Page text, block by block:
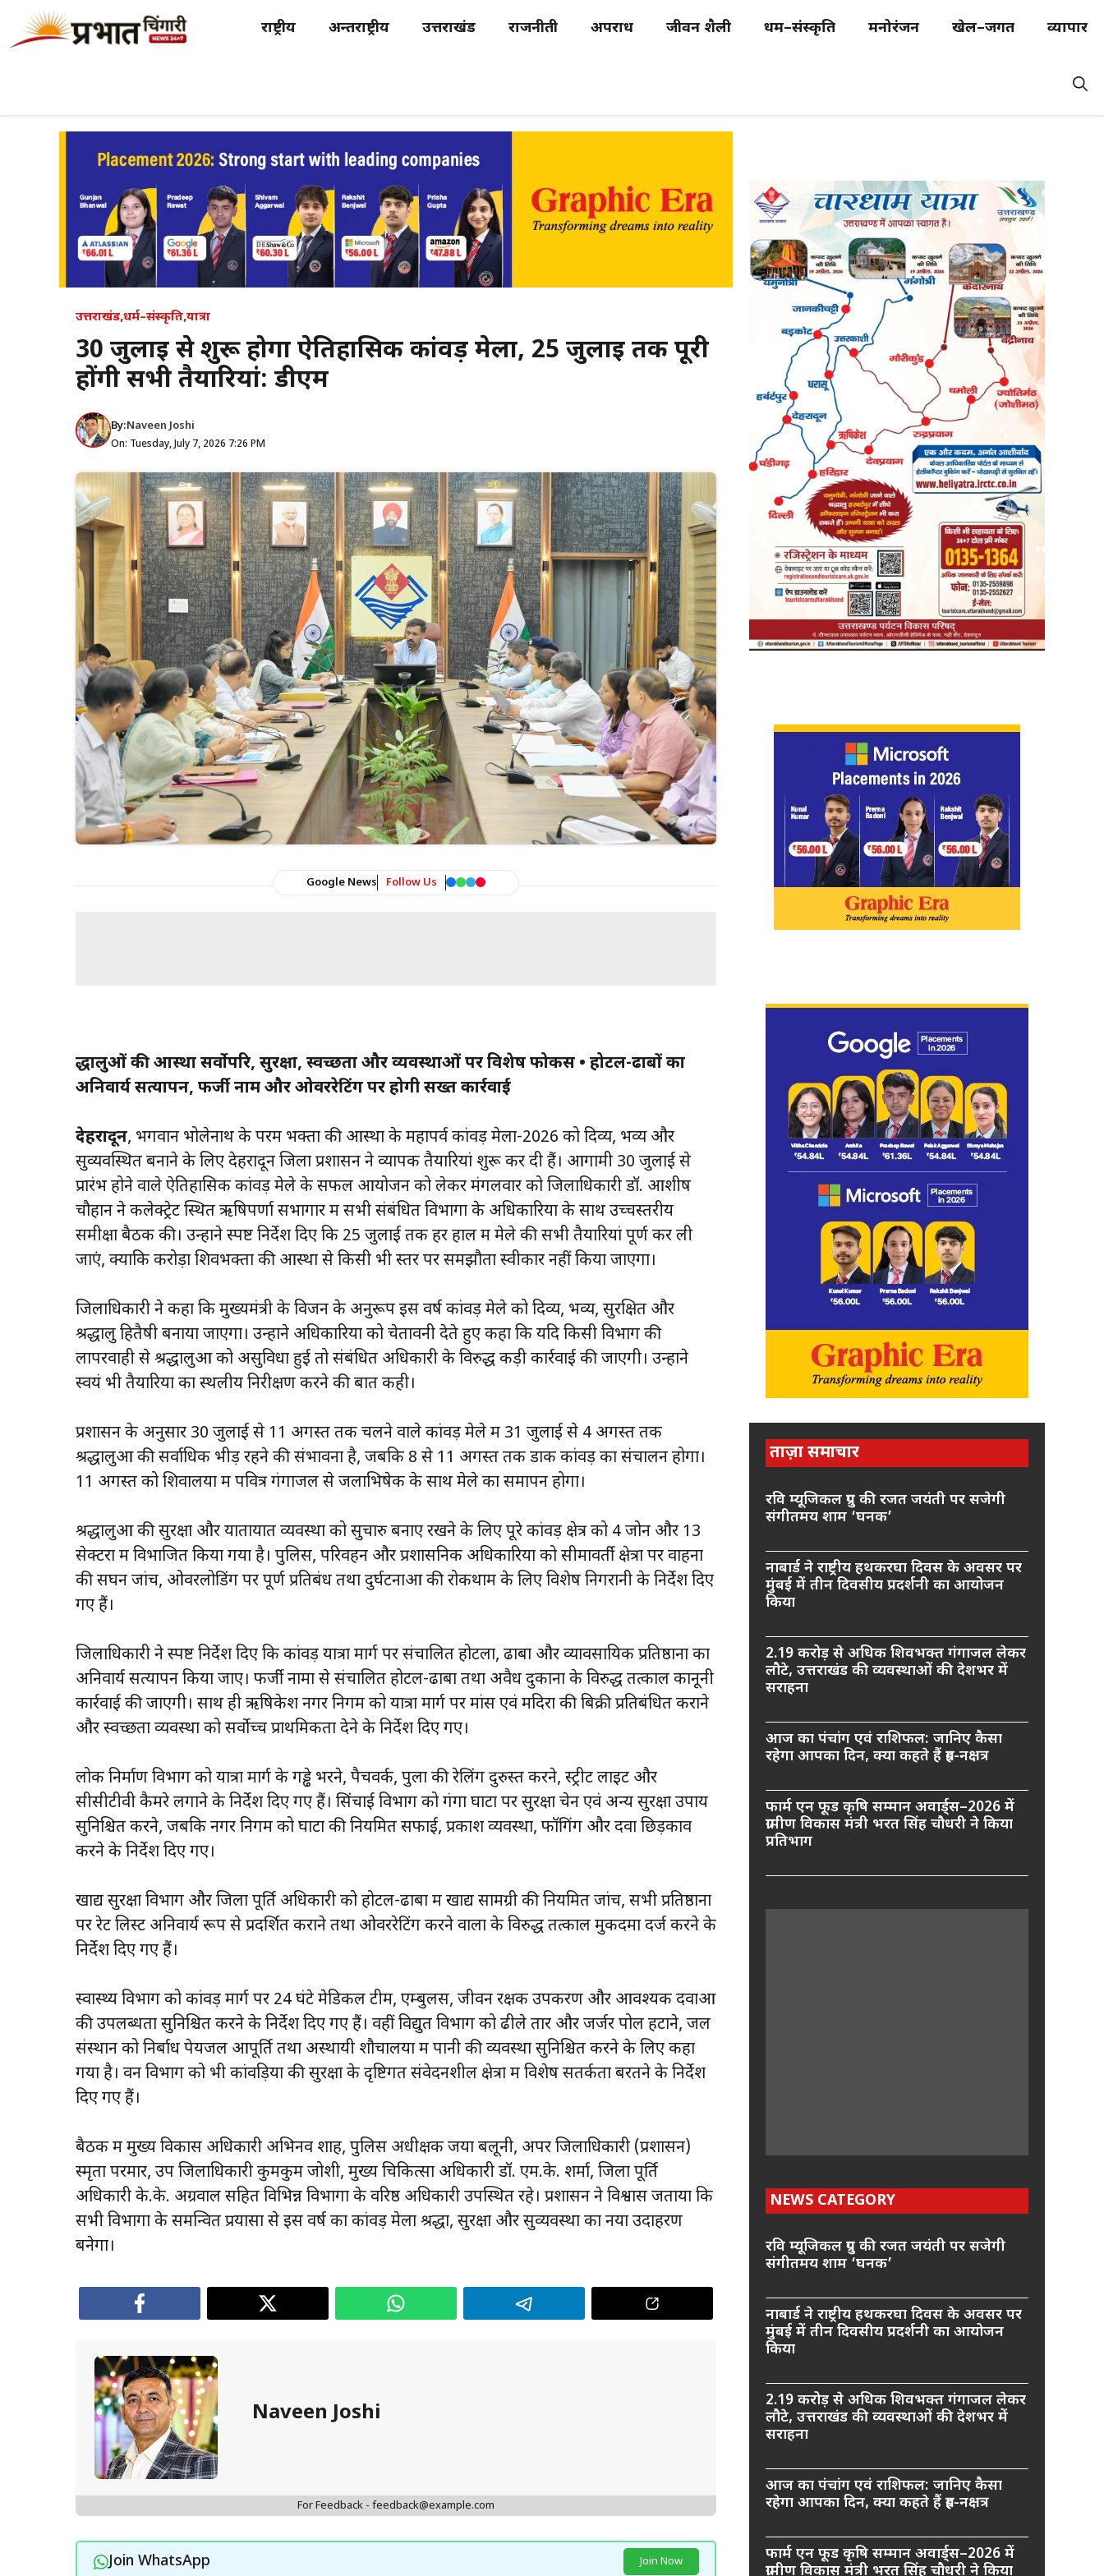
राष्ट्रीय अन्तर्राष्ट्रीय उत्तराखंड राजनीती अपराध जीवन शैली धर्म–संस्कृति मनोरंजन खेल–जगत व्यापार
उत्तराखंड,धर्म–संस्कृति,यात्रा
30 जुलाई से शुरू होगा ऐतिहासिक कांवड़ मेला, 25 जुलाई तक पूरी
होंगी सभी तैयारियां: डीएम
By:Naveen Joshi
On: Tuesday, July 7, 2026 7:26 PM
Google News Follow Us
श्रद्धालुओं की आस्था सर्वोपरि, सुरक्षा, स्वच्छता और व्यवस्थाओं पर विशेष फोकस • होटल-ढाबों का
अनिवार्य सत्यापन, फर्जी नाम और ओवररेटिंग पर होगी सख्त कार्रवाई
देहरादून, भगवान भोलेनाथ के परम भक्तों की आस्था के महापर्व कांवड़ मेला-2026 को दिव्य, भव्य और
सुव्यवस्थित बनाने के लिए देहरादून जिला प्रशासन ने व्यापक तैयारियां शुरू कर दी हैं। आगामी 30 जुलाई से
प्रारंभ होने वाले ऐतिहासिक कांवड़ मेले के सफल आयोजन को लेकर मंगलवार को जिलाधिकारी डॉ. आशीष
चौहान ने कलेक्ट्रेट स्थित ऋषिपर्णा सभागार में सभी संबंधित विभागों के अधिकारियों के साथ उच्चस्तरीय
समीक्षा बैठक की। उन्होंने स्पष्ट निर्देश दिए कि 25 जुलाई तक हर हाल में मेले की सभी तैयारियां पूर्ण कर ली
जाएं, क्योंकि करोड़ों शिवभक्तों की आस्था से किसी भी स्तर पर समझौता स्वीकार नहीं किया जाएगा।
जिलाधिकारी ने कहा कि मुख्यमंत्री के विजन के अनुरूप इस वर्ष कांवड़ मेले को दिव्य, भव्य, सुरक्षित और
श्रद्धालु हितैषी बनाया जाएगा। उन्होंने अधिकारियों को चेतावनी देते हुए कहा कि यदि किसी विभाग की
लापरवाही से श्रद्धालुओं को असुविधा हुई तो संबंधित अधिकारी के विरुद्ध कड़ी कार्रवाई की जाएगी। उन्होंने
स्वयं भी तैयारियों का स्थलीय निरीक्षण करने की बात कही।
प्रशासन के अनुसार 30 जुलाई से 11 अगस्त तक चलने वाले कांवड़ मेले में 31 जुलाई से 4 अगस्त तक
श्रद्धालुओं की सर्वाधिक भीड़ रहने की संभावना है, जबकि 8 से 11 अगस्त तक डाक कांवड़ का संचालन होगा।
11 अगस्त को शिवालयों में पवित्र गंगाजल से जलाभिषेक के साथ मेले का समापन होगा।
श्रद्धालुओं की सुरक्षा और यातायात व्यवस्था को सुचारु बनाए रखने के लिए पूरे कांवड़ क्षेत्र को 4 जोन और 13
सेक्टरों में विभाजित किया गया है। पुलिस, परिवहन और प्रशासनिक अधिकारियों को सीमावर्ती क्षेत्रों पर वाहनों
की सघन जांच, ओवरलोडिंग पर पूर्ण प्रतिबंध तथा दुर्घटनाओं की रोकथाम के लिए विशेष निगरानी के निर्देश दिए
गए हैं।
जिलाधिकारी ने स्पष्ट निर्देश दिए कि कांवड़ यात्रा मार्ग पर संचालित होटलों, ढाबों और व्यावसायिक प्रतिष्ठानों का
अनिवार्य सत्यापन किया जाए। फर्जी नामों से संचालित होटल-ढाबों तथा अवैध दुकानों के विरुद्ध तत्काल कानूनी
कार्रवाई की जाएगी। साथ ही ऋषिकेश नगर निगम को यात्रा मार्ग पर मांस एवं मदिरा की बिक्री प्रतिबंधित कराने
और स्वच्छता व्यवस्था को सर्वोच्च प्राथमिकता देने के निर्देश दिए गए।
लोक निर्माण विभाग को यात्रा मार्ग के गड्ढे भरने, पैचवर्क, पुलों की रेलिंग दुरुस्त करने, स्ट्रीट लाइट और
सीसीटीवी कैमरे लगाने के निर्देश दिए गए हैं। सिंचाई विभाग को गंगा घाटों पर सुरक्षा चेन एवं अन्य सुरक्षा उपाय
सुनिश्चित करने, जबकि नगर निगम को घाटों की नियमित सफाई, प्रकाश व्यवस्था, फॉगिंग और दवा छिड़काव
करने के निर्देश दिए गए।
खाद्य सुरक्षा विभाग और जिला पूर्ति अधिकारी को होटल-ढाबों में खाद्य सामग्री की नियमित जांच, सभी प्रतिष्ठानों
पर रेट लिस्ट अनिवार्य रूप से प्रदर्शित कराने तथा ओवररेटिंग करने वालों के विरुद्ध तत्काल मुकदमा दर्ज करने के
निर्देश दिए गए हैं।
स्वास्थ्य विभाग को कांवड़ मार्ग पर 24 घंटे मेडिकल टीम, एम्बुलेंस, जीवन रक्षक उपकरण और आवश्यक दवाओं
की उपलब्धता सुनिश्चित करने के निर्देश दिए गए हैं। वहीं विद्युत विभाग को ढीले तार और जर्जर पोल हटाने, जल
संस्थान को निर्बाध पेयजल आपूर्ति तथा अस्थायी शौचालयों में पानी की व्यवस्था सुनिश्चित करने के लिए कहा
गया है। वन विभाग को भी कांवड़ियों की सुरक्षा के दृष्टिगत संवेदनशील क्षेत्रों में विशेष सतर्कता बरतने के निर्देश
दिए गए हैं।
बैठक में मुख्य विकास अधिकारी अभिनव शाह, पुलिस अधीक्षक जया बलूनी, अपर जिलाधिकारी (प्रशासन)
स्मृता परमार, उप जिलाधिकारी कुमकुम जोशी, मुख्य चिकित्सा अधिकारी डॉ. एम.के. शर्मा, जिला पूर्ति
अधिकारी के.के. अग्रवाल सहित विभिन्न विभागों के वरिष्ठ अधिकारी उपस्थित रहे। प्रशासन ने विश्वास जताया कि
सभी विभागों के समन्वित प्रयासों से इस वर्ष का कांवड़ मेला श्रद्धा, सुरक्षा और सुव्यवस्था का नया उदाहरण
बनेगा।
Naveen Joshi
For Feedback - feedback@example.com
Join WhatsApp Join Now
ताज़ा समाचार
रवि म्यूजिकल ग्रुप की रजत जयंती पर सजेगी
संगीतमय शाम ‘घनक’
नाबार्ड ने राष्ट्रीय हथकरघा दिवस के अवसर पर
मुंबई में तीन दिवसीय प्रदर्शनी का आयोजन
किया
2.19 करोड़ से अधिक शिवभक्त गंगाजल लेकर
लौटे, उत्तराखंड की व्यवस्थाओं की देशभर में
सराहना
आज का पंचांग एवं राशिफल: जानिए कैसा
रहेगा आपका दिन, क्या कहते हैं ग्रह-नक्षत्र
फार्म एन फूड कृषि सम्मान अवार्ड्स–2026 में
ग्रामीण विकास मंत्री भरत सिंह चौधरी ने किया
प्रतिभाग
NEWS CATEGORY
रवि म्यूजिकल ग्रुप की रजत जयंती पर सजेगी
संगीतमय शाम ‘घनक’
नाबार्ड ने राष्ट्रीय हथकरघा दिवस के अवसर पर
मुंबई में तीन दिवसीय प्रदर्शनी का आयोजन
किया
2.19 करोड़ से अधिक शिवभक्त गंगाजल लेकर
लौटे, उत्तराखंड की व्यवस्थाओं की देशभर में
सराहना
आज का पंचांग एवं राशिफल: जानिए कैसा
रहेगा आपका दिन, क्या कहते हैं ग्रह-नक्षत्र
फार्म एन फूड कृषि सम्मान अवार्ड्स–2026 में
ग्रामीण विकास मंत्री भरत सिंह चौधरी ने किया